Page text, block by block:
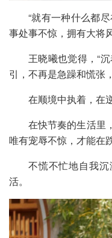
“就有一种什么都
事处事不惊，拥有大将
王晓曦也觉得，“
引，不再是急躁和慌张
在顺境中执着，在
在快节奏的生活里
唯有宠辱不惊，才能在
不慌不忙地自我
活。